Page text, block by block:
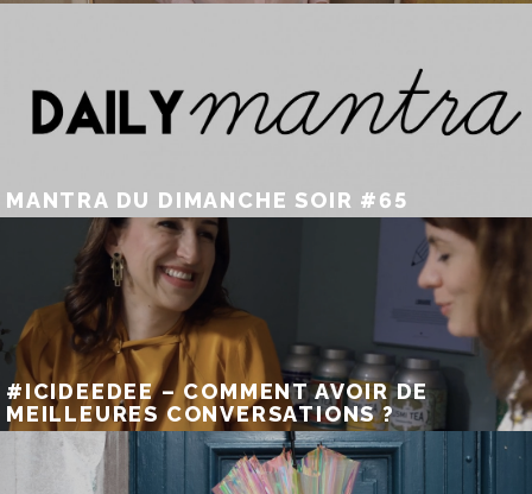
MANTRA DU DIMANCHE SOIR #65
#ICIDEEDEE – COMMENT AVOIR DE
MEILLEURES CONVERSATIONS ?